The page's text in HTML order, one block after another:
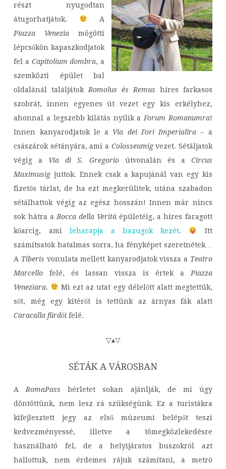
részt nyugodtan
átugorhatjátok.
A
Piazza Venezia mögötti
lépcsőkön kapaszkodjatok
fel a Capitolium dombra, a
szemközti épület bal
oldalánál találjátok Romolus és Remus híres farkasos
szobrát, innen egyenes út vezet egy kis erkélyhez,
ahonnal a legszebb kilátás nyílik a Forum Romanumra!
Innen kanyarodjatok le a Via dei Fori Imperialira – a
császárok sétányára, ami a Colosseumigvezet. Sétáljatok
végig a Via di S. Gregorioútvonalán és a Circus
Maximusigjuttok. Ennek csak a kapujánál van egy kis
fizetős tárlat, de ha ezt megkerülitek, utána szabadon
sétálhattok végig az egész hosszán! Innen már nincs
sok hátra a Bocca della Verità épületéig, a híres faragott
kőarcig, ami leharapja a hazugok kezét.
Itt
számítsatok hatalmas sorra, ha fényképet szeretnétek…
A Tiberis vonulata mellett kanyarodjatok vissza a Teatro
Marcello felé, és lassan vissza is értek a Piazza
Veneziara.
Mi ezt az utat egy délelőtt alatt megtettük,
sőt, még egy kitérőt is tettünk az árnyas fák alatt
Caracalla fürdői felé.
▽▴▽
SÉTÁK A VÁROSBAN
ARomaPass bérletet sokan ajánlják, de mi úgy
döntöttünk, nem lesz rá szükségünk. Ez a turistákra
kifejlesztett jegy az első múzeumi belépőt teszi
kedvezményessé, illetve a tömegközlekedésre
használható fel, de a helyijáratos buszokról azt
hallottuk, nem érdemes rájuk számítani, a metró